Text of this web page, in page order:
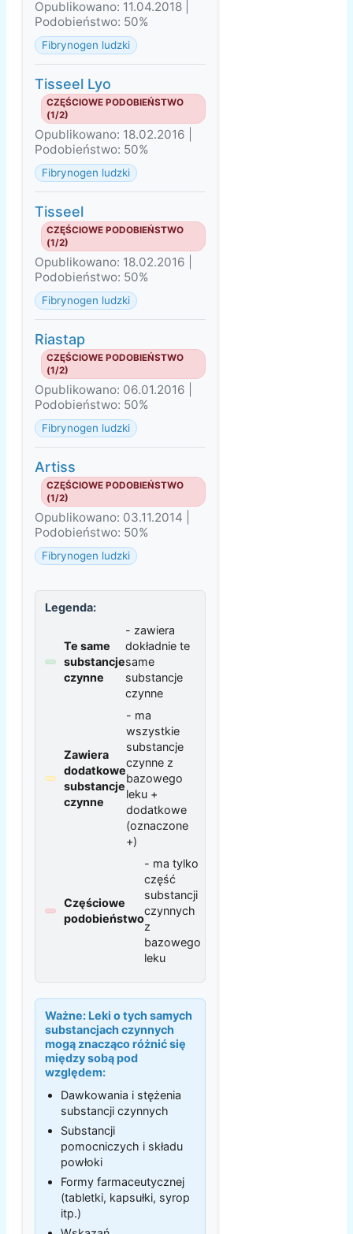
Opublikowano: 11.04.2018 |
Podobieństwo: 50%
Fibrynogen ludzki
Tisseel Lyo
CZĘŚCIOWE PODOBIEŃSTWO
(1/2)
Opublikowano: 18.02.2016 |
Podobieństwo: 50%
Fibrynogen ludzki
Tisseel
CZĘŚCIOWE PODOBIEŃSTWO
(1/2)
Opublikowano: 18.02.2016 |
Podobieństwo: 50%
Fibrynogen ludzki
Riastap
CZĘŚCIOWE PODOBIEŃSTWO
(1/2)
Opublikowano: 06.01.2016 |
Podobieństwo: 50%
Fibrynogen ludzki
Artiss
CZĘŚCIOWE PODOBIEŃSTWO
(1/2)
Opublikowano: 03.11.2014 |
Podobieństwo: 50%
Fibrynogen ludzki
Legenda:
Te same
substancje
czynne
- zawiera
dokładnie te
same
substancje
czynne
Zawiera
dodatkowe
substancje
czynne
- ma
wszystkie
substancje
czynne z
bazowego
leku +
dodatkowe
(oznaczone
+)
Częściowe
podobieństwo
- ma tylko
część
substancji
czynnych
z
bazowego
leku
Ważne: Leki o tych samych
substancjach czynnych
mogą znacząco różnić się
między sobą pod
względem:
Dawkowania i stężenia
substancji czynnych
Substancji
pomocniczych i składu
powłoki
Formy farmaceutycznej
(tabletki, kapsułki, syrop
itp.)